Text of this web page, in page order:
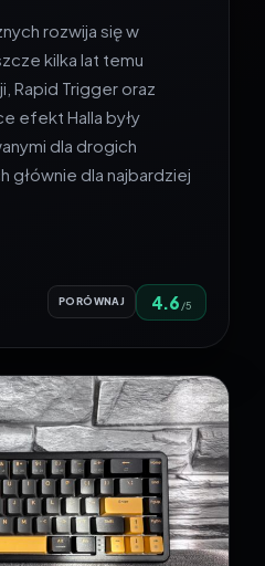
rozwija się w
kilka lat temu
Rapid Trigger oraz
efekt Halla były
dla drogich
głównie dla najbardziej
PORÓWNAJ 4.6 /5